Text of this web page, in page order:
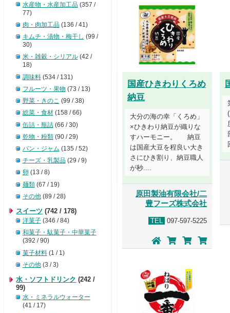
国産ひきわりくろめ
納豆
大分の海の幸「くろめ」
×ひきわり納豆が織りな
すハーモニー。 納豆
は国産大豆を程良い大き
さにひき割り、納豆職人
が秒....
原田製油有限会社/二
豊フーズ株式会社
TEL 097-597-5225
水産物・水産加工品(357 /
77)
肉・肉加工品(136 / 41)
キムチ・漬物・梅干し (99 /
30)
米・雑穀・シリアル(42 /
18)
調味料(534 / 131)
フルーツ・果物 (73 / 13)
野菜・きのこ (99 / 38)
総菜・食材(158 / 66)
缶詰・瓶詰(66 / 30)
乾物・粉類(90 / 29)
パン・ジャム (135 / 52)
チーズ・乳製品(29 / 9)
卵 (13 / 8)
麺類(67 / 19)
その他(89 / 28)
スイーツ (742 / 178)
洋菓子(346 / 84)
和菓子・駄菓子・中華菓子
(392 / 90)
菓子材料(1 / 1)
その他(3 / 3)
水・ソフトドリンク (242 /
99)
水・ミネラルウォーター
(41 / 17)